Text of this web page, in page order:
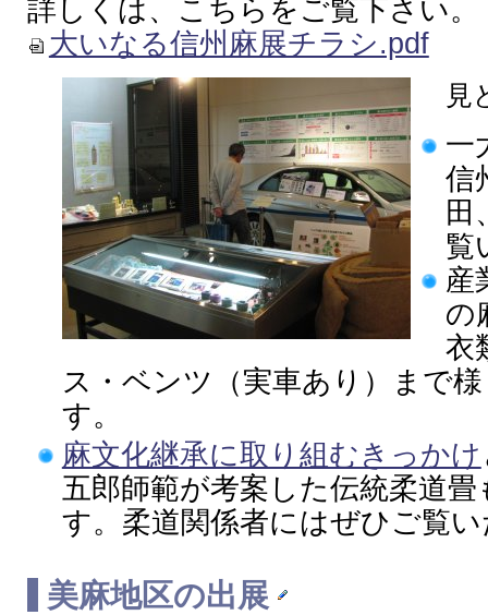
詳しくは、こちらをご覧下さい。
大いなる信州麻展チラシ.pdf
見
一
信
田
覧
産
の
衣
ス・ベンツ（実車あり）まで
す。
麻文化継承に取り組むきっかけ
五郎師範が考案した伝統柔道
す。柔道関係者にはぜひご覧
美麻地区の出展